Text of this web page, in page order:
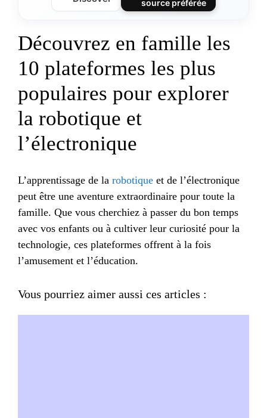
source préférée
Découvrez en famille les
10 plateformes les plus
populaires pour explorer
la robotique et
l’électronique
L’apprentissage de la robotique et de l’électronique
peut être une aventure extraordinaire pour toute la
famille. Que vous cherchiez à passer du bon temps
avec vos enfants ou à cultiver leur curiosité pour la
technologie, ces plateformes offrent à la fois
l’amusement et l’éducation.
Vous pourriez aimer aussi ces articles :